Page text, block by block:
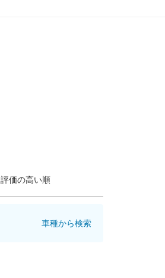
評価の高い順
車種から検索